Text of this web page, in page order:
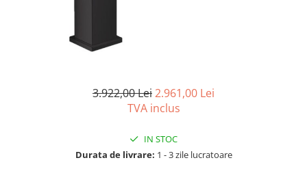
Bideuri statative
Rezervoare aparente
3.922,00 Lei2.961,00 Lei
TVA inclus
IN STOC
Durata de livrare: 1 - 3 zile lucratoare